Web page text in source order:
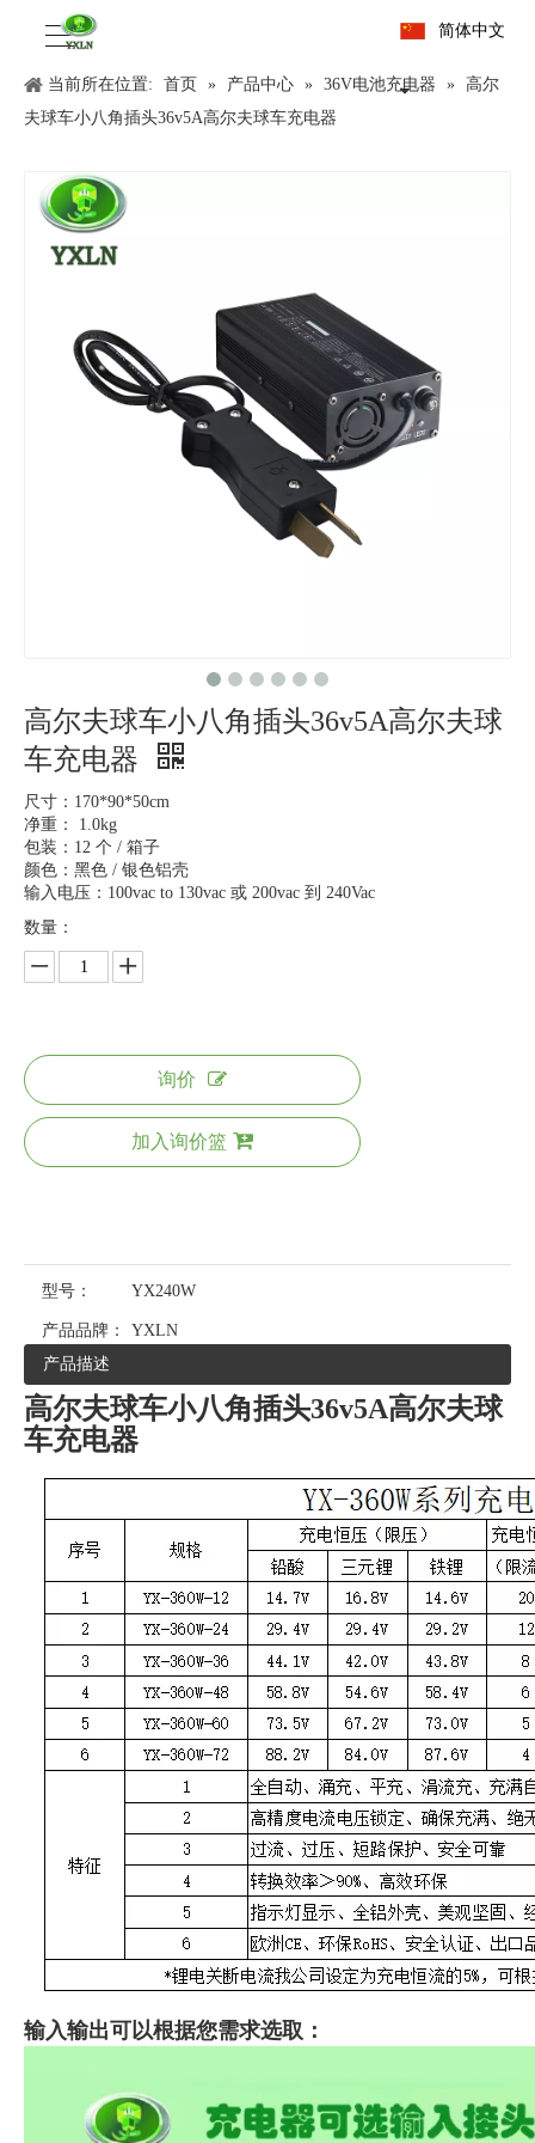
简体中文
当前所在位置: 首页 » 产品中心 » 36V电池充电器 » 高尔
夫球车小八角插头36v5A高尔夫球车充电器
高尔夫球车小八角插头36v5A高尔夫球
车充电器
尺寸：170*90*50cm
净重： 1.0kg
包装：12 个 / 箱子
颜色：黑色 / 银色铝壳
输入电压：100vac to 130vac 或 200vac 到 240Vac
数量：
询价
加入询价篮
型号： YX240W
产品品牌：
YXLN
产品描述
高尔夫球车小八角插头36v5A高尔夫球
车充电器
输入输出可以根据您需求选取：